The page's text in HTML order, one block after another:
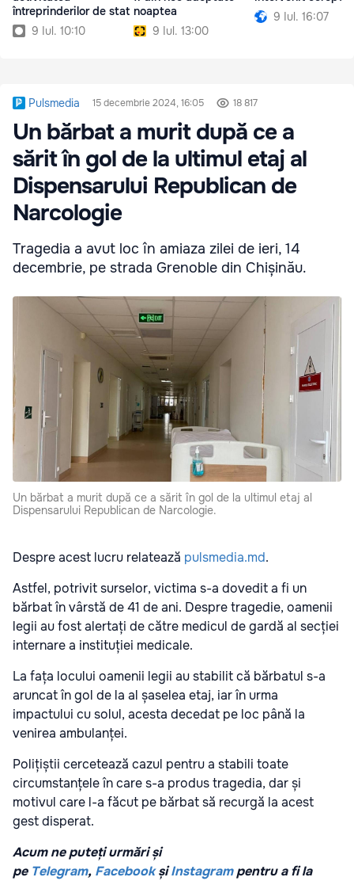
întreprinderilor de stat
9 Iul. 10:10
noaptea
9 Iul. 13:00
9 Iul. 16:07
Pulsmedia 15 decembrie 2024, 16:05 18 817
Un bărbat a murit după ce a
sărit în gol de la ultimul etaj al
Dispensarului Republican de
Narcologie
Tragedia a avut loc în amiaza zilei de ieri, 14
decembrie, pe strada Grenoble din Chișinău.
Un bărbat a murit după ce a sărit în gol de la ultimul etaj al
Dispensarului Republican de Narcologie.
Despre acest lucru relatează pulsmedia.md.
Astfel, potrivit surselor, victima s-a dovedit a fi un
bărbat în vârstă de 41 de ani. Despre tragedie, oamenii
legii au fost alertați de către medicul de gardă al secției
internare a instituției medicale.
La fața locului oamenii legii au stabilit că bărbatul s-a
aruncat în gol de la al șaselea etaj, iar în urma
impactului cu solul, acesta decedat pe loc până la
venirea ambulanței.
Polițiștii cercetează cazul pentru a stabili toate
circumstanțele în care s-a produs tragedia, dar și
motivul care l-a făcut pe bărbat să recurgă la acest
gest disperat.
Acum ne puteți urmări și
pe Telegram, FacebookșiInstagrampentru a fi la